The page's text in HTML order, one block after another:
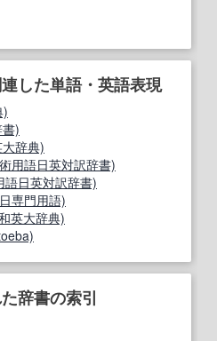
した単語・英語表現
)
)
辞典)
用語日英対訳辞書)
語日英対訳辞書)
専門用語)
英大辞典)
辞書の索引